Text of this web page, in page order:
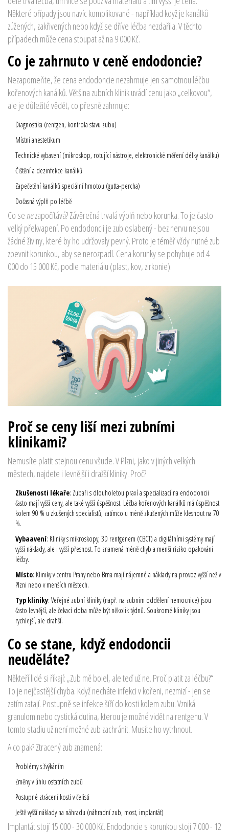
Některé případy jsou navíc komplikované - například když je kanálků
zúžených, zakřivených nebo když se dříve léčba nezdařila. V těchto
případech může cena stoupat až na 9 000 Kč.
Co je zahrnuto v ceně endodoncie?
Nezapomeňte, že cena endodoncie nezahrnuje jen samotnou léčbu
kořenových kanálků. Většina zubních klinik uvádí cenu jako „celkovou“,
ale je důležité vědět, co přesně zahrnuje:
Diagnostika (rentgen, kontrola stavu zubu)
Místní anestetikum
Technické vybavení (mikroskop, rotující nástroje, elektronické měření délky kanálku)
Čištění a dezinfekce kanálků
Zapečetění kanálků speciální hmotou (gutta-percha)
Dočasná výplň po léčbě
Co se nezapočítává? Závěrečná trvalá výplň nebo korunka. To je často
velký překvapení. Po endodoncii je zub oslabený - bez nervu nejsou
žádné živiny, které by ho udržovaly pevný. Proto je téměř vždy nutné zub
zpevnit korunkou, aby se nerozpadl. Cena korunky se pohybuje od 4
000 do 15 000 Kč, podle materiálu (plast, kov, zirkonie).
Proč se ceny liší mezi zubními
klinikami?
Nemusíte platit stejnou cenu všude. V Plzni, jako v jiných velkých
městech, najdete i levnější i dražší kliniky. Proč?
Zkušenosti lékaře: Zubaři s dlouholetou praxí a specializací na endodoncii
často mají vyšší ceny, ale také vyšší úspěšnost. Léčba kořenových kanálků má úspěšnost
kolem 90 % u zkušených specialistů, zatímco u méně zkušených může klesnout na 70
%.
Vybaavení: Kliniky s mikroskopy, 3D rentgenem (CBCT) a digitálními systémy mají
vyšší náklady, ale i vyšší přesnost. To znamená méně chyb a menší riziko opakování
léčby.
Místo: Kliniky v centru Prahy nebo Brna mají nájemné a náklady na provoz vyšší než v
Plzni nebo v menších městech.
Typ kliniky: Veřejné zubní kliniky (např. na zubním oddělení nemocnice) jsou
často levnější, ale čekací doba může být několik týdnů. Soukromé kliniky jsou
rychlejší, ale drahší.
Co se stane, když endodoncii
neuděláte?
Někteří lidé si říkají: „Zub mě bolel, ale teď už ne. Proč platit za léčbu?“
To je nejčastější chyba. Když necháte infekci v kořeni, nezmizí - jen se
zatím zatají. Postupně se infekce šíří do kosti kolem zubu. Vzniká
granulom nebo cystická dutina, kterou je možné vidět na rentgenu. V
tomto stadiu už není možné zub zachránit. Musíte ho vytrhnout.
A co pak? Ztracený zub znamená:
Problémy s žvýkáním
Změny v úhlu ostatních zubů
Postupné ztrácení kosti v čelisti
Ještě vyšší náklady na náhradu (náhradní zub, most, implantát)
Implantát stojí 15 000 - 30 000 Kč. Endodoncie s korunkou stojí 7 000 - 12